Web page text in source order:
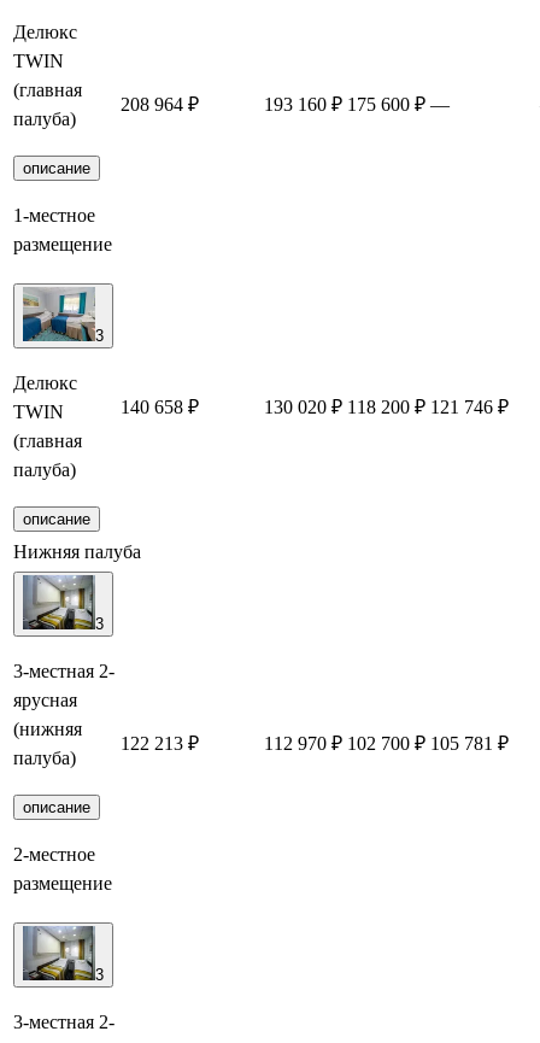
Делюкс
TWIN
(главная
палуба)
описание
1-местное
размещение
208 964 ₽ 193 160 ₽ 175 600 ₽ —
3
Делюкс
TWIN
(главная
палуба)
описание
140 658 ₽ 130 020 ₽ 118 200 ₽ 121 746 ₽
Нижняя палуба
3
3-местная 2-
ярусная
(нижняя
палуба)
описание
2-местное
размещение
122 213 ₽ 112 970 ₽ 102 700 ₽ 105 781 ₽
3
3-местная 2-